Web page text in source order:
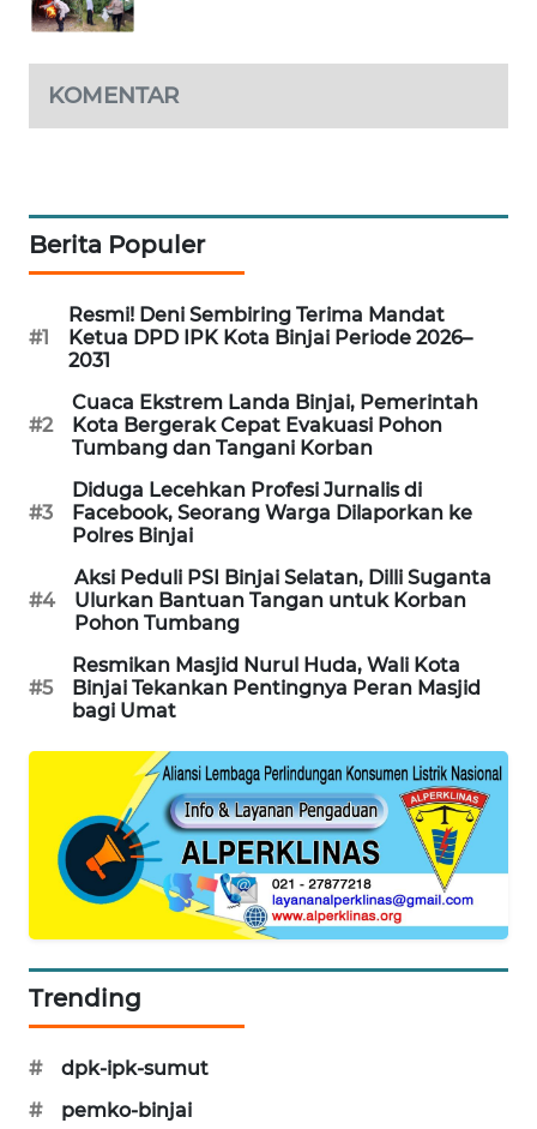
KOMENTAR
Berita Populer
#1
Resmi! Deni Sembiring Terima Mandat
Ketua DPD IPK Kota Binjai Periode 2026–
2031
#2
Cuaca Ekstrem Landa Binjai, Pemerintah
Kota Bergerak Cepat Evakuasi Pohon
Tumbang dan Tangani Korban
#3
Diduga Lecehkan Profesi Jurnalis di
Facebook, Seorang Warga Dilaporkan ke
Polres Binjai
#4
Aksi Peduli PSI Binjai Selatan, Dilli Suganta
Ulurkan Bantuan Tangan untuk Korban
Pohon Tumbang
#5
Resmikan Masjid Nurul Huda, Wali Kota
Binjai Tekankan Pentingnya Peran Masjid
bagi Umat
Trending
#
dpk-ipk-sumut
#
pemko-binjai
JURNAL
ID
NEWS
NEWS
NEWS
NEWS
AKHLAK
ID
NEWS
SONYA
ASA